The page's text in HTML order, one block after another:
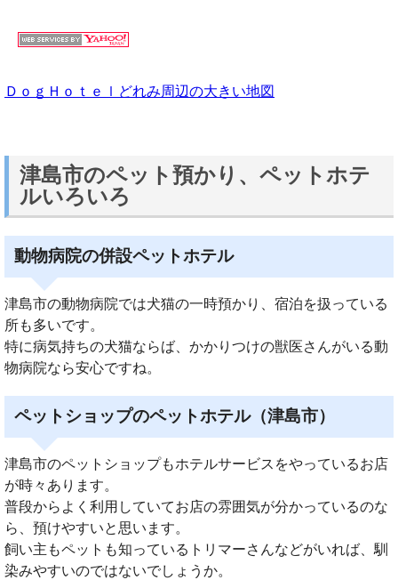
ＤｏｇＨｏｔｅｌどれみ周辺の大きい地図
津島市のペット預かり、ペットホテ
ルいろいろ
動物病院の併設ペットホテル
津島市の動物病院では犬猫の一時預かり、宿泊を扱っている
所も多いです。
特に病気持ちの犬猫ならば、かかりつけの獣医さんがいる動
物病院なら安心ですね。
ペットショップのペットホテル（津島市）
津島市のペットショップもホテルサービスをやっているお店
が時々あります。
普段からよく利用していてお店の雰囲気が分かっているのな
ら、預けやすいと思います。
飼い主もペットも知っているトリマーさんなどがいれば、馴
染みやすいのではないでしょうか。